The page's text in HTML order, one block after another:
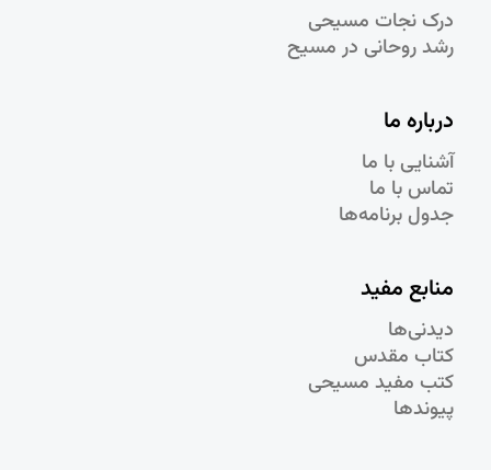
درک نجات مسيحی
رشد روحانی در مسيح
درباره ما
آشنایی با ما
تماس با ما
جدول برنامه‌ها
منابع مفید
دیدنی‌ها
کتاب مقدس
کتب مفید مسیحی
پیوندها